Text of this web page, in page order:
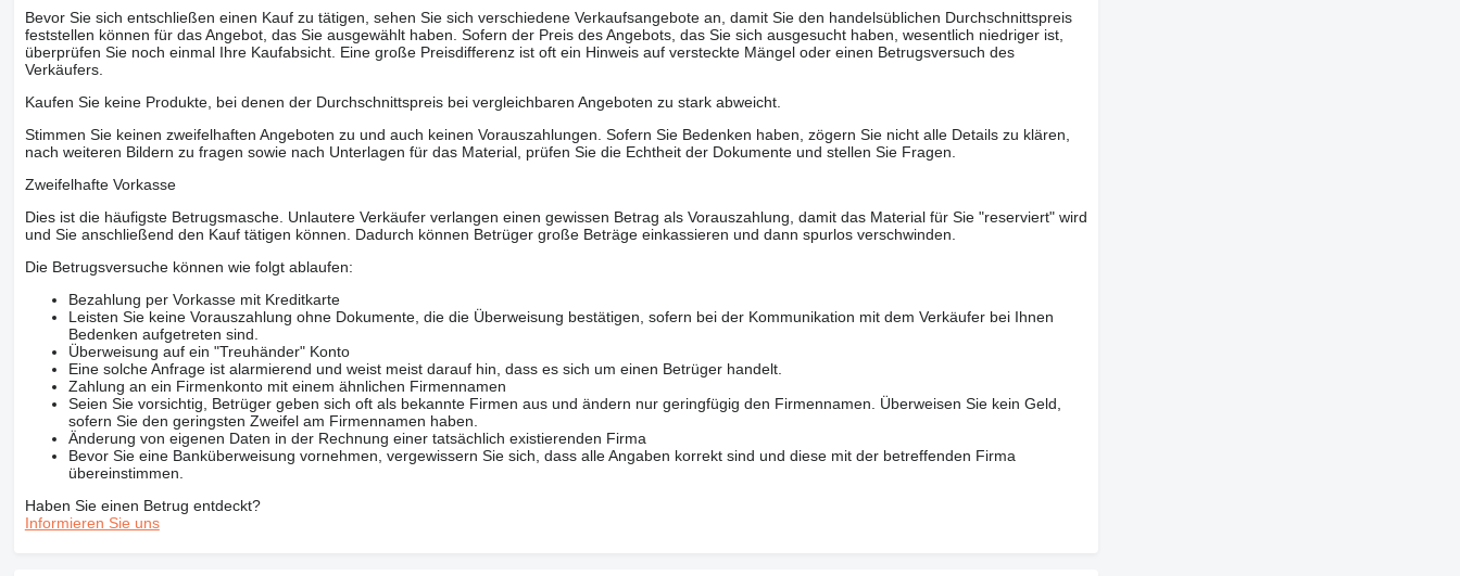
Bevor Sie sich entschließen einen Kauf zu tätigen, sehen Sie sich verschiedene Verkaufsangebote an, damit Sie den handelsüblichen Durchschnittspreis
feststellen können für das Angebot, das Sie ausgewählt haben. Sofern der Preis des Angebots, das Sie sich ausgesucht haben, wesentlich niedriger ist,
überprüfen Sie noch einmal Ihre Kaufabsicht. Eine große Preisdifferenz ist oft ein Hinweis auf versteckte Mängel oder einen Betrugsversuch des
Verkäufers.
Kaufen Sie keine Produkte, bei denen der Durchschnittspreis bei vergleichbaren Angeboten zu stark abweicht.
Stimmen Sie keinen zweifelhaften Angeboten zu und auch keinen Vorauszahlungen. Sofern Sie Bedenken haben, zögern Sie nicht alle Details zu klären,
nach weiteren Bildern zu fragen sowie nach Unterlagen für das Material, prüfen Sie die Echtheit der Dokumente und stellen Sie Fragen.
Zweifelhafte Vorkasse
Dies ist die häufigste Betrugsmasche. Unlautere Verkäufer verlangen einen gewissen Betrag als Vorauszahlung, damit das Material für Sie "reserviert" wird
und Sie anschließend den Kauf tätigen können. Dadurch können Betrüger große Beträge einkassieren und dann spurlos verschwinden.
Die Betrugsversuche können wie folgt ablaufen:
Bezahlung per Vorkasse mit Kreditkarte
Leisten Sie keine Vorauszahlung ohne Dokumente, die die Überweisung bestätigen, sofern bei der Kommunikation mit dem Verkäufer bei Ihnen
Bedenken aufgetreten sind.
Überweisung auf ein "Treuhänder" Konto
Eine solche Anfrage ist alarmierend und weist meist darauf hin, dass es sich um einen Betrüger handelt.
Zahlung an ein Firmenkonto mit einem ähnlichen Firmennamen
Seien Sie vorsichtig, Betrüger geben sich oft als bekannte Firmen aus und ändern nur geringfügig den Firmennamen. Überweisen Sie kein Geld,
sofern Sie den geringsten Zweifel am Firmennamen haben.
Änderung von eigenen Daten in der Rechnung einer tatsächlich existierenden Firma
Bevor Sie eine Banküberweisung vornehmen, vergewissern Sie sich, dass alle Angaben korrekt sind und diese mit der betreffenden Firma
übereinstimmen.
Haben Sie einen Betrug entdeckt?
Informieren Sie uns